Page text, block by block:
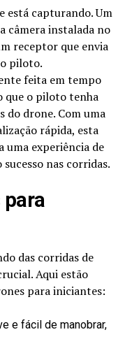
está capturando. Um
câmera instalada no
receptor que envia
piloto.
feita em tempo
que o piloto tenha
drone. Com uma
rápida, esta
experiência de
nas corridas.
para
das corridas de
Aqui estão
para iniciantes:
e fácil de manobrar,